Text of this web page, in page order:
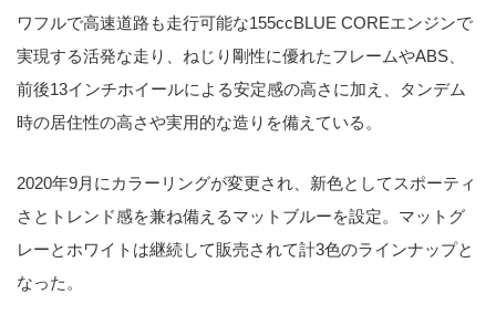
ワフルで高速道路も走行可能な155ccBLUE COREエンジンで
実現する活発な走り、ねじり剛性に優れたフレームやABS、
前後13インチホイールによる安定感の高さに加え、タンデム
時の居住性の高さや実用的な造りを備えている。
2020年9月にカラーリングが変更され、新色としてスポーティ
さとトレンド感を兼ね備えるマットブルーを設定。マットグ
レーとホワイトは継続して販売されて計3色のラインナップと
なった。